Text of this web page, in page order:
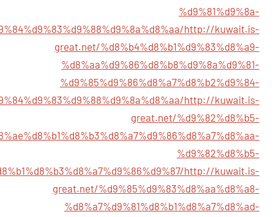
%d9%81%d9%8a-
http://kuwait.is-
great.net/%d8%b4%d8%b1%d9%83%d8%a9-
%d8%aa%d9%86%d8%b8%d9%8a%d9%81-
%d9%85%d9%86%d8%a7%d8%b2%d9%84-
http://kuwait.is-
great.net/%d9%82%d8%b5-
%d9%82%d8%b5-
http://kuwait.is-
great.net/%d9%85%d9%83%d8%aa%d8%a8-
%d8%a7%d9%81%d8%b1%d8%a7%d8%ad-